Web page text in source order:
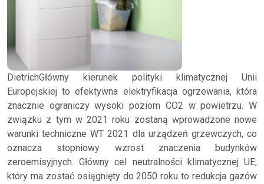
DietrichGłówny kierunek polityki klimatycznej Unii
Europejskiej to efektywna elektryfikacja ogrzewania, która
znacznie ograniczy wysoki poziom CO2 w powietrzu. W
związku z tym w 2021 roku zostaną wprowadzone nowe
warunki techniczne WT 2021 dla urządzeń grzewczych, co
oznacza stopniowy wzrost znaczenia budynków
zeroemisyjnych. Główny cel neutralności klimatycznej UE,
który ma zostać osiągnięty do 2050 roku to redukcja gazów